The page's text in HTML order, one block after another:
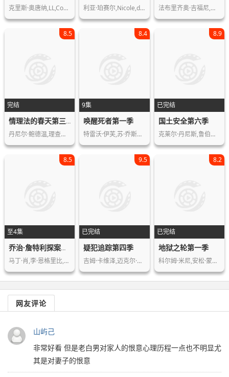
克里斯·奥唐纳,LL,Cool,J,皮特·坎姆…
利亚·珀赛尔,Nicole,da,Silva,凯… 法布里齐奥·吉福尼,玛格丽塔·布伊,托…
完结
8.5
情理法的春天第三季
丹尼尔·鲍德温,理查德·贝尔泽,安德鲁…
9集
8.4
唤醒死者第一季
特雷沃·伊芙,苏·乔斯顿,Wil,John…
已完结
8.9
国土安全第六季
克莱尔·丹尼斯,鲁伯特·弗兰德,曼迪·…
至4集
8.5
乔治·詹特利探案第二季
马丁·肖,李·恩格里比,马修·麦克诺提…
已完结
9.5
疑犯追踪第四季
吉姆·卡维泽,迈克尔·爱默生,莎拉·夏…
已完结
8.2
地狱之轮第一季
科尔姆·米尼,安松·蒙特,多米妮克·麦…
网友评论
山屿己
非常好看 但是老白男对家人的恨意心理历程一点也不明显尤
其是对妻子的恨意